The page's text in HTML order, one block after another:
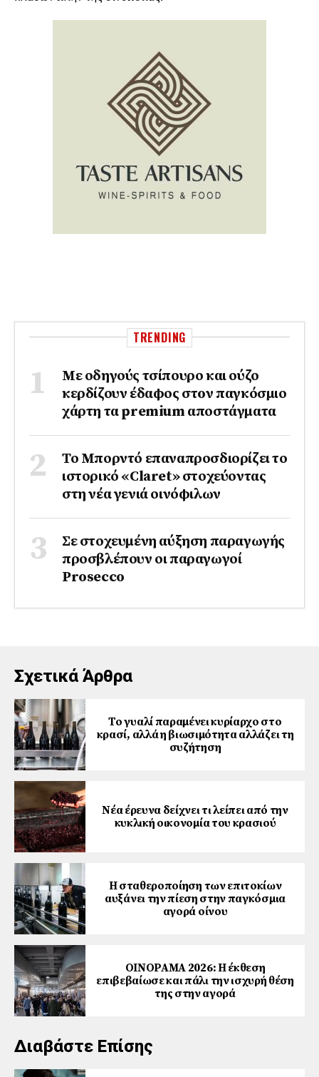
TRENDING
Με οδηγούς τσίπουρο και ούζο
κερδίζουν έδαφος στoν παγκόσμιο
χάρτη τα premium αποστάγματα
Το Μπορντό επαναπροσδιορίζει το
ιστορικό «Claret» στοχεύοντας
στη νέα γενιά οινόφιλων
Σε στοχευμένη αύξηση παραγωγής
προσβλέπουν οι παραγωγοί
Prosecco
Σχετικά Άρθρα
Το γυαλί παραμένει κυρίαρχο στο
κρασί, αλλά η βιωσιμότητα αλλάζει τη
συζήτηση
Νέα έρευνα δείχνει τι λείπει από την
κυκλική οικονομία του κρασιού
Η σταθεροποίηση των επιτοκίων
αυξάνει την πίεση στην παγκόσμια
αγορά οίνου
ΟΙΝΟΡΑΜΑ 2026: Η έκθεση
επιβεβαίωσε και πάλι την ισχυρή θέση
της στην αγορά
Διαβάστε Επίσης